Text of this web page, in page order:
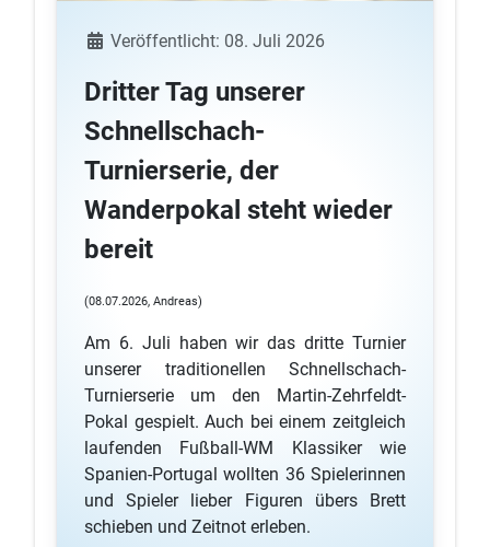
DetailsVeröffentlicht: 08. Juli 2026
Dritter Tag unserer
Schnellschach-
Turnierserie, der
Wanderpokal steht wieder
bereit
(08.07.2026, Andreas)
Am 6. Juli haben wir das dritte Turnier
unserer traditionellen Schnellschach-
Turnierserie um den Martin-Zehrfeldt-
Pokal gespielt. Auch bei einem zeitgleich
laufenden Fußball-WM Klassiker wie
Spanien-Portugal wollten 36 Spielerinnen
und Spieler lieber Figuren übers Brett
schieben und Zeitnot erleben.